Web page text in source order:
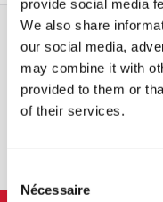
provide social media
We also share
our social media,
may combine it with
provided to them or
of their services.
Selection
Nécessaire
EXPÉDITION DANS LE MONDE